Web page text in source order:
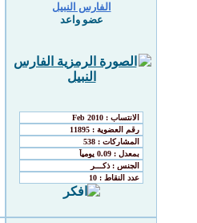
الفارس النبيل
عضو واعد